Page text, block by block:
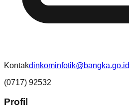
Kontakdinkominfotik@bangka.go.id
(0717) 92532
Profil